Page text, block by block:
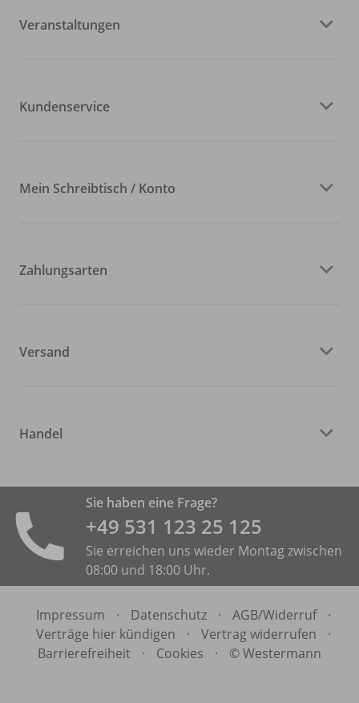
Veranstaltungen
Kundenservice
Mein Schreibtisch / Konto
Zahlungsarten
Versand
Handel
Sie haben eine Frage?
+49 531 ­123 25 125
Sie erreichen uns wieder Montag zwischen
08:00 und 18:00 Uhr.
Impressum · Datenschutz · AGB/Widerruf
·
Verträge hier kündigen
· Vertrag widerrufen
·
Barrierefreiheit
· Cookies · © Westermann